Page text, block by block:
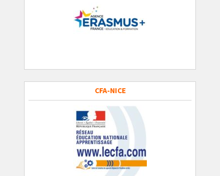
CFA-NICE